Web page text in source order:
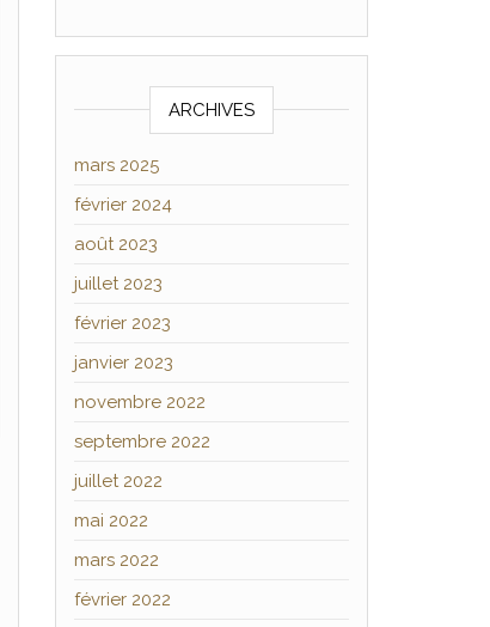
ARCHIVES
mars 2025
février 2024
août 2023
juillet 2023
février 2023
janvier 2023
novembre 2022
septembre 2022
juillet 2022
mai 2022
mars 2022
février 2022